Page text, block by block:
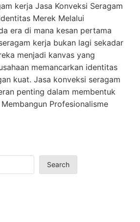
kerja Jasa Konveksi Seragam
Merek Melalui
era di mana kesan pertama
kerja bukan lagi sekadar
menjadi kanvas yang
memancarkan identitas
kuat. Jasa konveksi seragam
penting dalam membentuk
Profesionalisme
Search